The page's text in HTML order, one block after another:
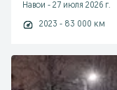
Навои - 27 июля 2026 г.
2023 - 83 000 км